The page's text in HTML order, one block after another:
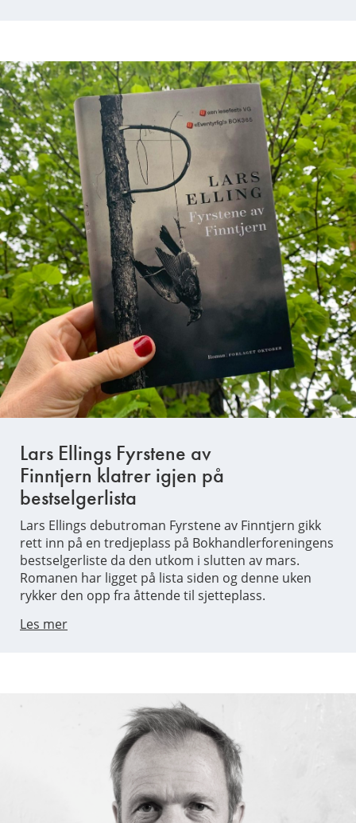
Lars Ellings Fyrstene av
Finntjern klatrer igjen på
bestselgerlista
Lars Ellings debutroman Fyrstene av Finntjern gikk
rett inn på en tredjeplass på Bokhandlerforeningens
bestselgerliste da den utkom i slutten av mars.
Romanen har ligget på lista siden og denne uken
rykker den opp fra åttende til sjetteplass.
Les mer